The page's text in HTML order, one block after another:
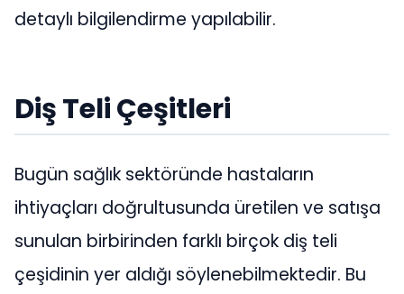
detaylı bilgilendirme yapılabilir.
Diş Teli Çeşitleri
Bugün sağlık sektöründe hastaların
ihtiyaçları doğrultusunda üretilen ve satışa
sunulan birbirinden farklı birçok diş teli
çeşidinin yer aldığı söylenebilmektedir. Bu